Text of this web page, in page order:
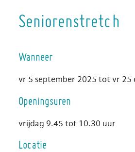
Seniorenstretch
Wanneer
vr 5 september 2025 tot vr 25
Openingsuren
vrijdag 9.45 tot 10.30 uur
Locatie